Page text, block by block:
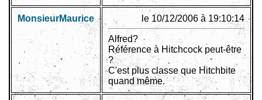
MonsieurMaurice le 10/12/2006 à 19:10:14
Alfred?
Référence à Hitchcock peut-être
?
C'est plus classe que Hitchbite
quand même.